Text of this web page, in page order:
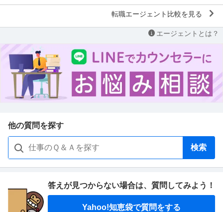
転職エージェント比較を見る
エージェントとは？
他の質問を探す
検索
答えが見つからない場合は、 質問してみよう！
Yahoo!知恵袋で質問をする